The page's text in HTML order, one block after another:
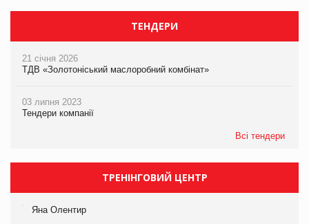
ТЕНДЕРИ
21 січня 2026
ТДВ «Золотоніський маслоробний комбінат»
03 липня 2023
Тендери компанії
Всі тендери
ТРЕНІНГОВИЙ ЦЕНТР
Яна Олентир